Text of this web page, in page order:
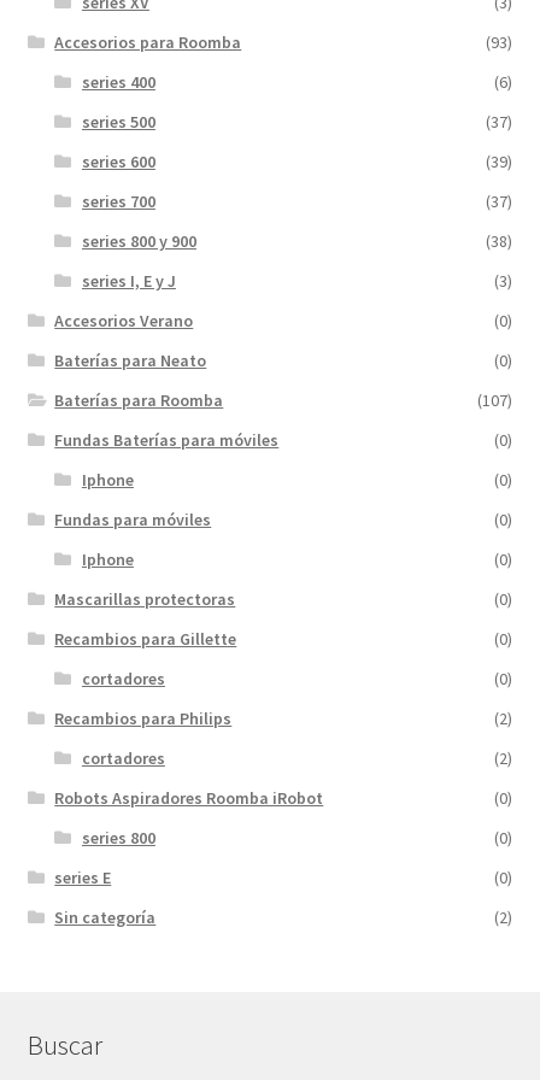
Accesorios para Roomba
(93)
series 400
(6)
series 500
(37)
series 600
(39)
series 700
(37)
series 800 y 900
(38)
series I, E y J
(3)
Accesorios Verano
(0)
Baterías para Neato
(0)
Baterías para Roomba
(107)
Fundas Baterías para móviles
(0)
Iphone
(0)
Fundas para móviles
(0)
Iphone
(0)
Mascarillas protectoras
(0)
Recambios para Gillette
(0)
cortadores
(0)
Recambios para Philips
(2)
cortadores
(2)
Robots Aspiradores Roomba iRobot
(0)
series 800
(0)
series E
(0)
Sin categoría
(2)
Buscar